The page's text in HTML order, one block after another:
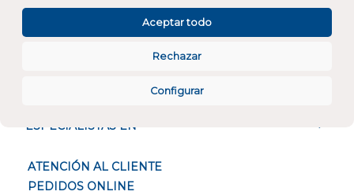
Configurar
Rechazar
Aceptar todo
ESPECIALISTAS EN
ATENCIÓN AL CLIENTE
PEDIDOS ONLINE